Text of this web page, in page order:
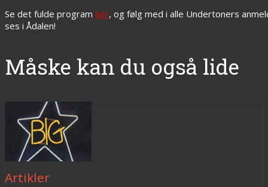
Se det fulde program her, og følg med i alle Undertoners
ses i Ådalen!
Måske kan du også lide
Artikler